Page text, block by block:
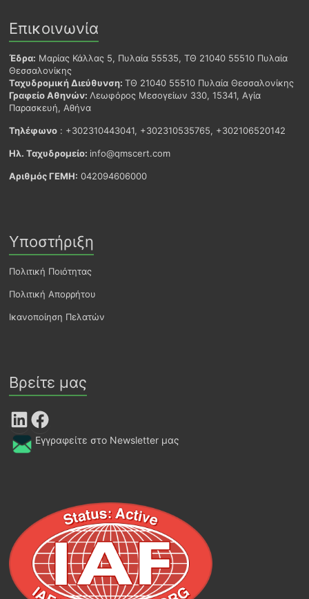
Επικοινωνία
Έδρα: Μαρίας Κάλλας 5, Πυλαία 55535, ΤΘ 21040 55510 Πυλαία
Θεσσαλονίκης
Ταχυδρομική Διεύθυνση:ΤΘ 21040 55510 Πυλαία Θεσσαλονίκης
Γραφείο Αθηνών: Λεωφόρος Μεσογείων 330, 15341, Αγία
Παρασκευή, Αθήνα
Τηλέφωνο : +302310443041, +302310535765, +302106520142
Ηλ. Ταχυδρομείο: info@qmscert.com
Αριθμός ΓΕΜΗ: 042094606000
Υποστήριξη
Πολιτική Ποιότητας
Πολιτική Απορρήτου
Ικανοποίηση Πελατών
Βρείτε μας
LinkedIn Facebook
Εγγραφείτε στο Newsletter μας